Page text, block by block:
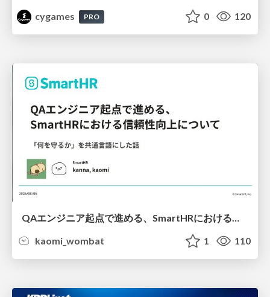
cygames
PRO 0 120
QAエンジニア起点で進める、SmartHRにおける信頼性向上について
kaomi_wombat
1 110